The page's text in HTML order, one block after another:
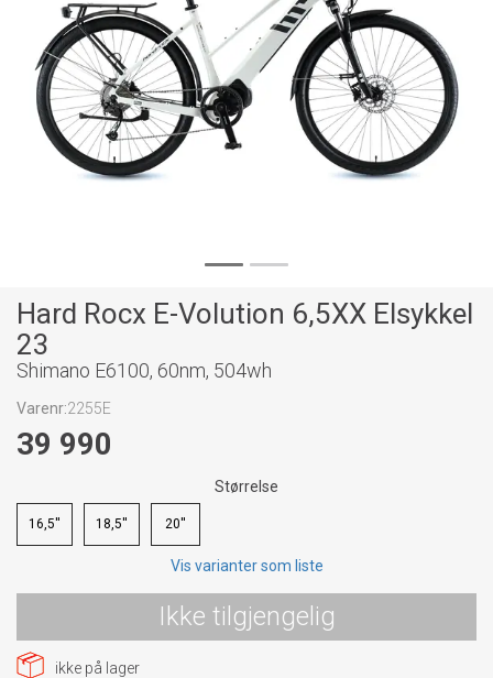
Hard Rocx E-Volution 6,5XX Elsykkel
23
Shimano E6100, 60nm, 504wh
Varenr:2255E
39 990
Størrelse
16,5'' 18,5'' 20''
Vis varianter som liste
Ikke tilgjengelig
ikke på lager